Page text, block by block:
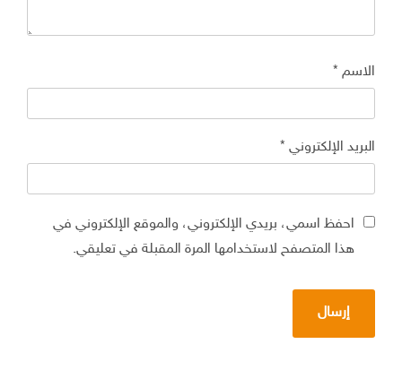
الاسم*
البريد الإلكتروني*
احفظ اسمي، بريدي الإلكتروني، والموقع الإلكتروني في
هذا المتصفح لاستخدامها المرة المقبلة في تعليقي.